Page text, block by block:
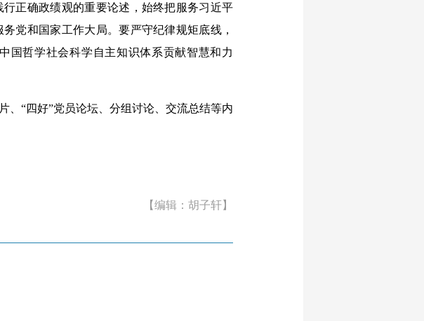
正确政绩观的重要论述 ，始终把服务习近平
务党和国家工作大局。要严守纪律规矩底线，
国哲学社会科学自主知识体系贡献智慧和力
“四好”党员论坛、分组讨论、交流总结等内
【编辑：胡子轩】